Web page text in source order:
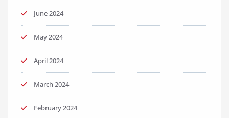
June 2024
May 2024
April 2024
March 2024
February 2024